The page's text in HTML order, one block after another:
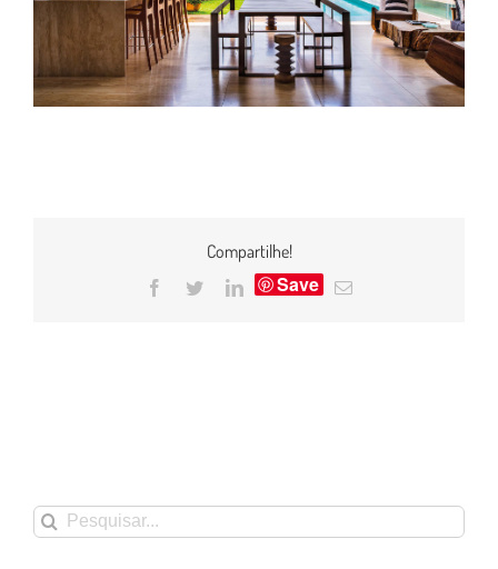
Compartilhe!
Facebook
TwitterLinkedIn
Save
E-
Buscar
resultados